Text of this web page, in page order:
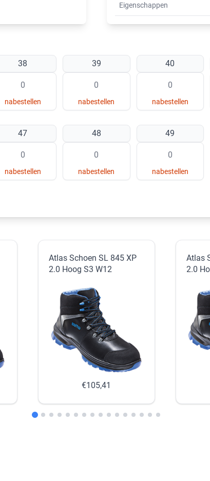
Eigenschappen
38
nabestellen
39
nabestellen
40
nabestellen
47
nabestellen
48
nabestellen
49
nabestellen
Atlas Schoen SL 845 XP
2.0 Hoog S3 W12
€105,41
Atlas
2.0